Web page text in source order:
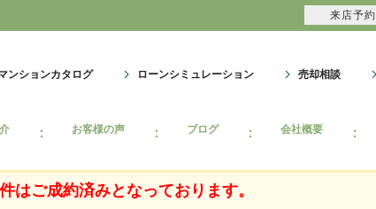
ンションカタログ ローンシミュレーション 売却相談
お客様の声 ブログ 会社概要
はご成約済みとなっております。
来店予約